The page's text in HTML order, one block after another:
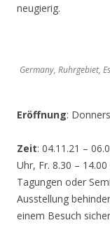
neugierig.
Germany, Ruhrgebiet,
Eröffnung:
Zeit: 04.11.21 –
Uhr, Fr. 8.30 –
Tagungen oder
Ausstellung
einem Besuch